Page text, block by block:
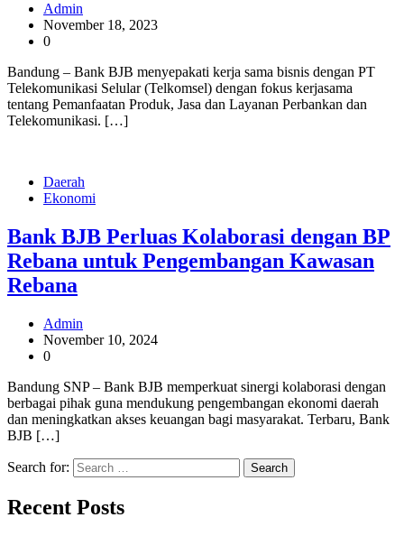
Admin
November 18, 2023
0
Bandung – Bank BJB menyepakati kerja sama bisnis dengan PT
Telekomunikasi Selular (Telkomsel) dengan fokus kerjasama
tentang Pemanfaatan Produk, Jasa dan Layanan Perbankan dan
Telekomunikasi. […]
Daerah
Ekonomi
Bank BJB Perluas Kolaborasi dengan BP
Rebana untuk Pengembangan Kawasan
Rebana
Admin
November 10, 2024
0
Bandung SNP – Bank BJB memperkuat sinergi kolaborasi dengan
berbagai pihak guna mendukung pengembangan ekonomi daerah
dan meningkatkan akses keuangan bagi masyarakat. Terbaru, Bank
BJB […]
Search for:
Recent Posts